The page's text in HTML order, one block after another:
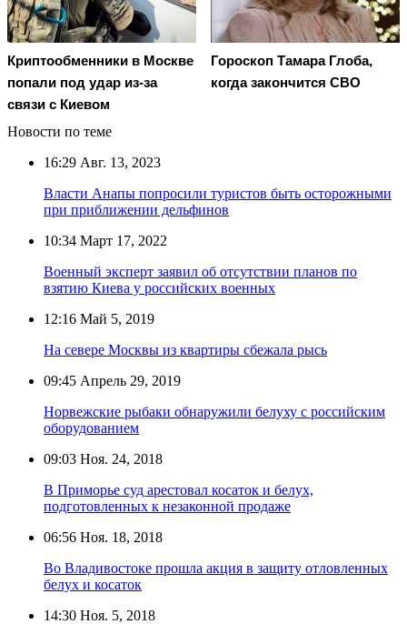
Криптообменники в Москве
попали под удар из-за
связи с Киевом
Гороскоп Тамара Глоба,
когда закончится СВО
Новости по теме
16:29 Авг. 13, 2023
Власти Анапы попросили туристов быть осторожными
при приближении дельфинов
10:34 Март 17, 2022
Военный эксперт заявил об отсутствии планов по
взятию Киева у российских военных
12:16 Май 5, 2019
На севере Москвы из квартиры сбежала рысь
09:45 Апрель 29, 2019
Норвежские рыбаки обнаружили белуху с российским
оборудованием
09:03 Ноя. 24, 2018
В Приморье суд арестовал косаток и белух,
подготовленных к незаконной продаже
06:56 Ноя. 18, 2018
Во Владивостоке прошла акция в защиту отловленных
белух и косаток
14:30 Ноя. 5, 2018